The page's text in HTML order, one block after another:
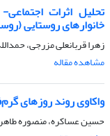
تحلیل اثرات
خانوارهای روستایی
زهرا قربانعلی مزرجی،
مشاهده مقاله
واکاوی روند روزهای
حسین عساکره، منصوره